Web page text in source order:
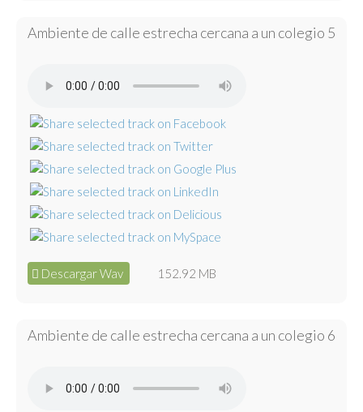
Ambiente de calle estrecha cercana a un colegio 5
Descargar Wav 152.92 MB
Ambiente de calle estrecha cercana a un colegio 6